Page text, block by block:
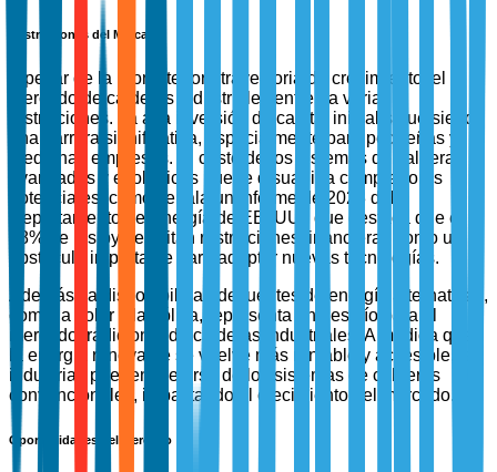
Restricciones del Mercado
A pesar de la prometedora trayectoria de crecimiento, el
mercado de calderas industriales enfrenta varias
restricciones. La alta inversión de capital inicial sigue siendo
una barrera significativa, especialmente para pequeñas y
medianas empresas. El costo de los sistemas de calderas
avanzados y ecológicos puede disuadir a compradores
potenciales, como señala un informe de 2023 del
Departamento de Energía de EE. UU., que destaca que el
48% de las pymes citan restricciones financieras como un
obstáculo importante para adoptar nuevas tecnologías.
Además, la disponibilidad de fuentes de energía alternativas,
como la solar y la eólica, representa un desafío para el
mercado tradicional de calderas industriales. A medida que
la energía renovable se vuelve más rentable y accesible, las
industrias pueden alejarse de los sistemas de calderas
convencionales, impactando el crecimiento del mercado.
Oportunidades del Mercado